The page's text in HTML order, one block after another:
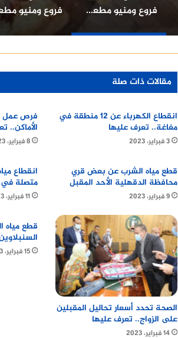
مقالات ذات صلة
انقطاع الكهرباء عن 12 منطقة في
مغاغة.. تعرف عليها
3 فبراير، 2023
فرص عمل
الأماكن..
8 فبراير، 2023
قطع مياه الشرب عن بعض قري
محافظة الدقهلية الأحد المقبل
9 فبراير، 2023
متصلة في
11 فبراير، 2023
الصحة تحدد أسعار تحاليل المقبلين
على الزواج.. تعرف عليها
14 فبراير، 2023
قطع مياه
15 فبراير، 2023